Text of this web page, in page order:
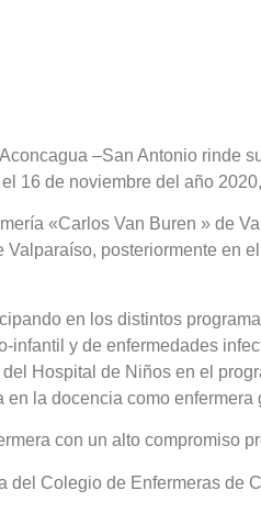
–San Antonio rinde
16 de noviembre del año
«Carlos Van Buren » de
Valparaíso, posteriormente en
en los distintos
infantil y de enfermedades
Hospital de Niños en el
en la docencia como
con un alto compromiso
del Colegio de Enfermeras de